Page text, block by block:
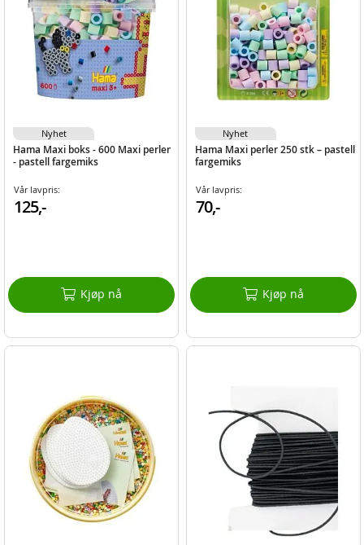
Hama Maxi boks - 600 Maxi perler
- pastell fargemiks
Vår lavpris:
125,-
Kjøp nå
Nyhet
Hama Maxi perler 250 stk – pastell
fargemiks
Vår lavpris:
70,-
Kjøp nå
Nyhet